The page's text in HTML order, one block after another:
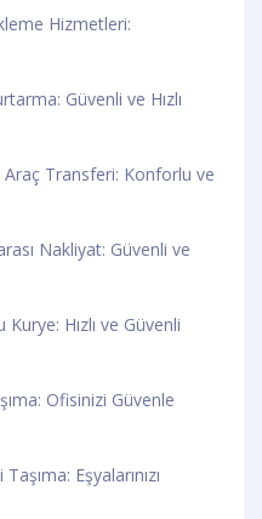
Hizmetleri:
Güvenli ve Hızlı
Transferi: Konforlu ve
Nakliyat: Güvenli ve
Hızlı ve Güvenli
Ofisinizi Güvenle
Eşyalarınızı